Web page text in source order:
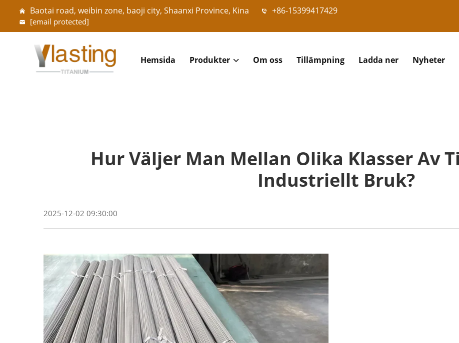
Baotai road, weibin zone, baoji city, Shaanxi Province, Kina +86-15399417429
[email protected]
Hemsida Produkter Om oss Tillämpning Ladda ner Nyheter
Hur Väljer Man Mellan Olika Klasser Av
Industriellt Bruk?
2025-12-02 09:30:00